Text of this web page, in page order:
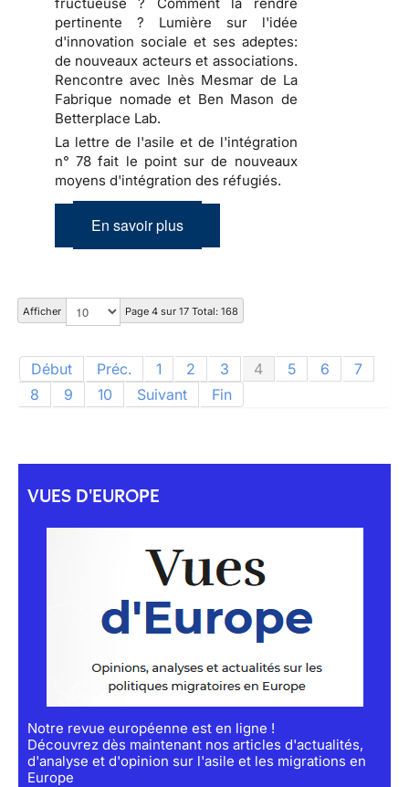
pertinente ? Lumière sur l'idée
d'innovation sociale et ses adeptes:
de nouveaux acteurs et associations.
Rencontre avec Inès Mesmar de La
Fabrique nomade et Ben Mason de
Betterplace Lab.
La lettre de l'asile et de l'intégration
n° 78 fait le point sur de nouveaux
moyens d'intégration des réfugiés.
En savoir plus
Afficher Page 4 sur 17 Total: 168
Début Préc. 1 2 3 4 5 6
7
8
9 10 Suivant Fin
VUES D'EUROPE
Notre revue européenne est en ligne !
Découvrez dès maintenant nos articles d'actualités,
d'analyse et d'opinion sur l'asile et les migrations en
Europe